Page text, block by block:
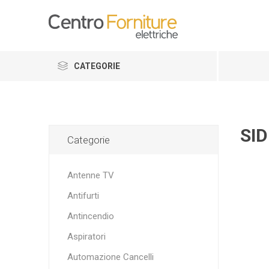
CATEGORIE
Categorie
Antenne TV
Antifurti
Antincendio
Aspiratori
Automazione Cancelli